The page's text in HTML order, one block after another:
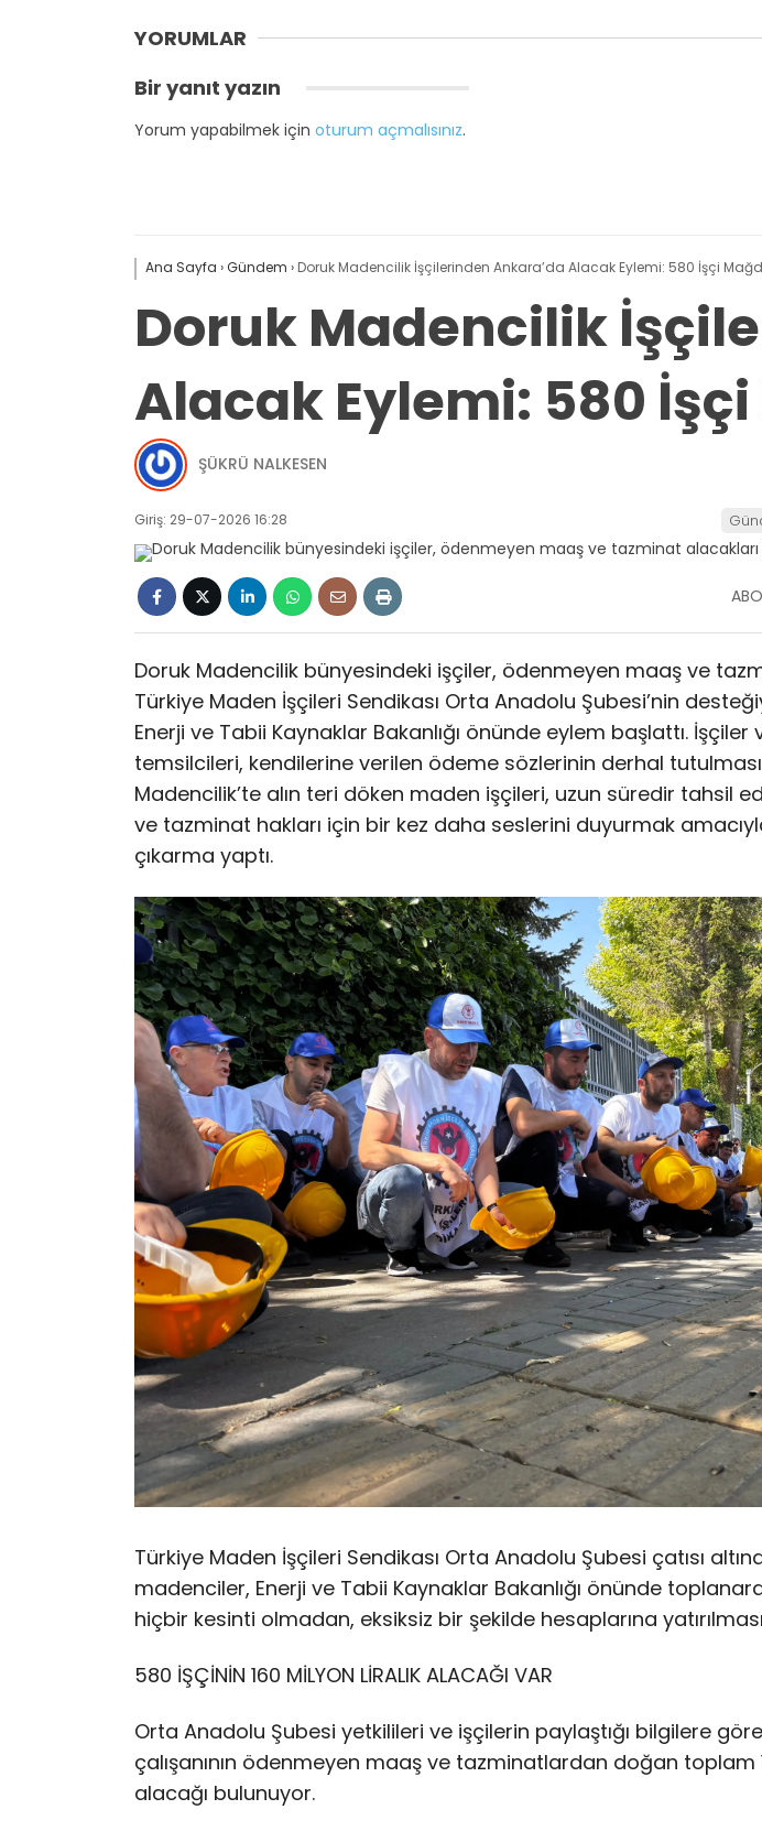
YORUMLAR
Bir yanıt yazın
Yorum yapabilmek için oturum açmalısınız.
Ana Sayfa ›Gündem › Doruk Madencilik İşçilerinden Ankara’da Alacak Eylemi: 580 İşçi
Doruk Madencilik
Alacak Eylemi: 580
ŞÜKRÜ NALKESEN
Giriş: 29-07-2026 16:28
Doruk Madencilik bünyesindeki işçiler, ödenmeyen maaş ve
Türkiye Maden İşçileri Sendikası Orta Anadolu Şubesi’nin
Enerji ve Tabii Kaynaklar Bakanlığı önünde eylem başlattı. İşçiler
temsilcileri, kendilerine verilen ödeme sözlerinin derhal
Madencilik’te alın teri döken maden işçileri, uzun süredir tahsil
ve tazminat hakları için bir kez daha seslerini duyurmak
çıkarma yaptı.
Türkiye Maden İşçileri Sendikası Orta Anadolu Şubesi çatısı
madenciler, Enerji ve Tabii Kaynaklar Bakanlığı önünde
hiçbir kesinti olmadan, eksiksiz bir şekilde hesaplarına
580 İŞÇİNİN 160 MİLYON LİRALIK ALACAĞI VAR
Orta Anadolu Şubesi yetkilileri ve işçilerin paylaştığı bilgilere
çalışanının ödenmeyen maaş ve tazminatlardan doğan toplam
alacağı bulunuyor.